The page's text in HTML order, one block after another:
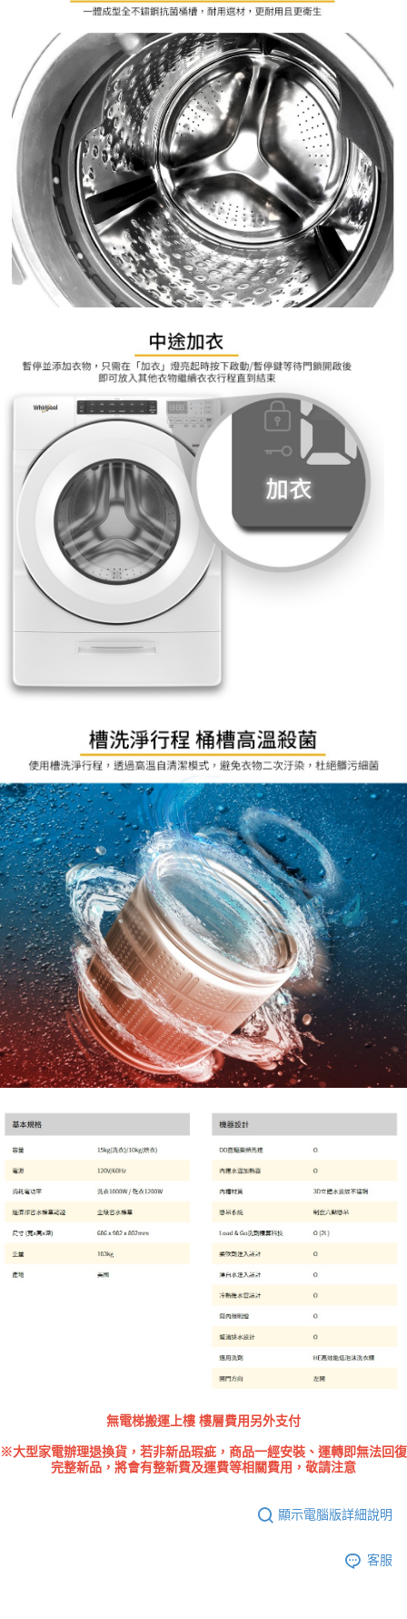
無電梯搬運上樓 樓層費用另外支付
※大型家電辦理退換貨，若非新品瑕疵，商品一經安裝、運轉即無法回復
完整新品，將會有整新費及運費等相關費用，敬請注意
顯示電腦版詳細說明
客服